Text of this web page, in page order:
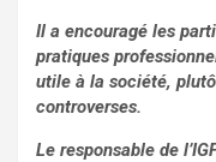
Il a encouragé les
pratiques
utile à la société,
controverses.
Le responsable de